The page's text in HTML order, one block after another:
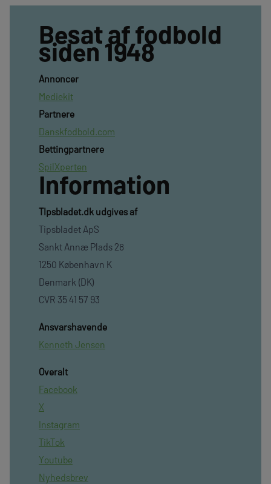
Besat af fodbold
siden 1948
Annoncer
Mediekit
Partnere
Danskfodbold.com
Bettingpartnere
SpilXperten
Information
TIpsbladet.dk udgives af
Tipsbladet ApS
Sankt Annæ Plads 28
1250 København K
Denmark (DK)
CVR 35 41 57 93
Ansvarshavende
Kenneth Jensen
Overalt
Facebook
X
Instagram
TikTok
Youtube
Nyhedsbrev